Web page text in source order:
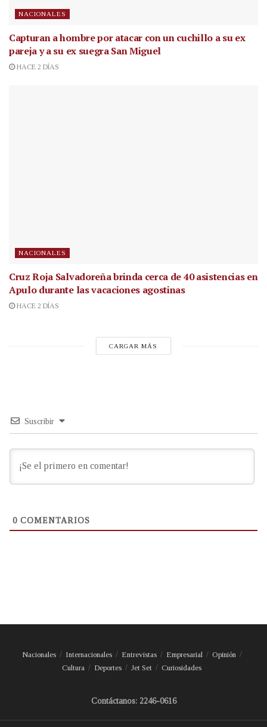
NACIONALES
Capturan a hombre por atacar con un cuchillo a su ex
pareja y a su ex suegra San Miguel
HACE 2 DÍAS
NACIONALES
Cruz Roja Salvadoreña brinda cerca de 40 asistencias en
Apulo durante las vacaciones agostinas
HACE 2 DÍAS
CARGAR MÁS
Suscribir
0 COMENTARIOS
Nacionales Internacionales Entrevistas Empresarial
Opinión
Cultura
Deportes Jet Set Curiosidades
Contáctanos: 2246-0616